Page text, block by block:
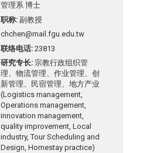
管理系 博士
职称 副教授
chchen@mail.fgu.edu.tw
联络电话 23813
研究专长 宗教行政组织管
理、物流管理、作业管理、创
新管理、民宿管理、地方产业
(Logistics management,
Operations management,
innovation management,
quality improvement, Local
industry, Tour Scheduling and
Design, Homestay practice)